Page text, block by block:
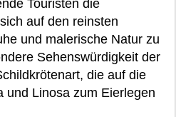
Touristen die
auf den reinsten
und malerische Natur zu
Sehenswürdigkeit der
die auf die
und Linosa zum Eierlegen